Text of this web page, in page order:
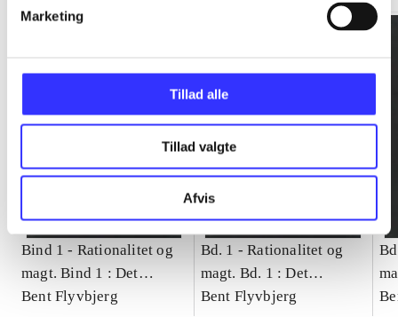
Marketing
Tillad alle
Tillad valgte
Afvis
Bind 1 - Rationalitet og
magt. Bind 1 : Det
konkretes videnskab
Bent Flyvbjerg
Bd. 1 -Rationalitet og
magt. Bd. 1 : Det
konkretes videnskab
Bent Flyvbjerg